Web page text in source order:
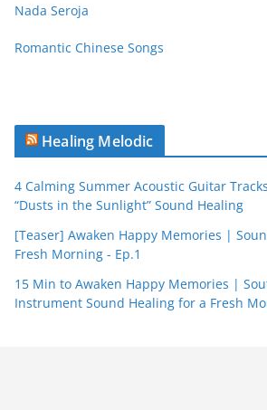
Nada Seroja
Romantic Chinese Songs
Healing Melodic
4 Calming Summer Acoustic Guitar
“Dusts in the Sunlight” Sound Healing
[Teaser] Awaken Happy Memories |
Fresh Morning - Ep.1
15 Min to Awaken Happy Memories |
Instrument Sound Healing for a Fresh